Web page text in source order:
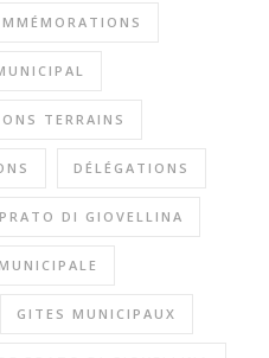
TERRAINS
DÉLÉGATIONS
DI GIOVELLINA
GITES MUNICIPAUX